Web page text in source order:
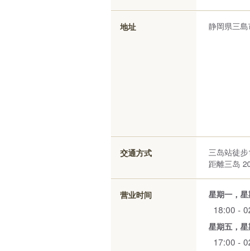
地址 静岡県三
交通方式
三岛站徒
距離三岛
营业时间 星期一，
18:00 -
星期五，
17:00 -